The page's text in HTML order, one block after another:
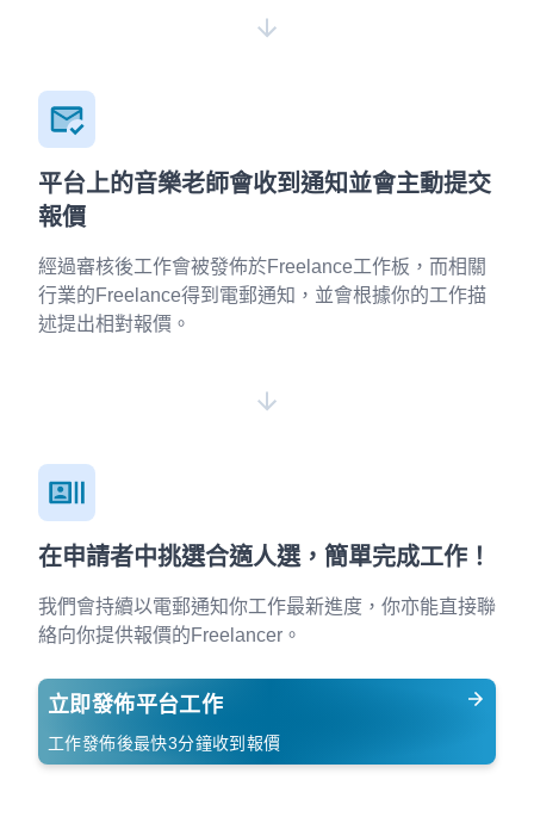
平台上的音樂老師會收到通知並會主動提交
報價
經過審核後工作會被發佈於Freelance工作板，而相關
行業的Freelance得到電郵通知，並會根據你的工作描
述提出相對報價。
在申請者中挑選合適人選，簡單完成工作！
我們會持續以電郵通知你工作最新進度，你亦能直接聯
絡向你提供報價的Freelancer。
立即發佈平台工作
工作發佈後最快3分鐘收到報價